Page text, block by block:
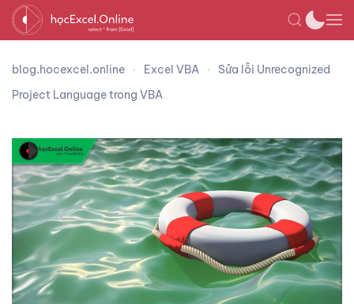
blog.hocexcel.online Excel VBA
Sửa lỗi Unrecognized
Project Language trong VBA